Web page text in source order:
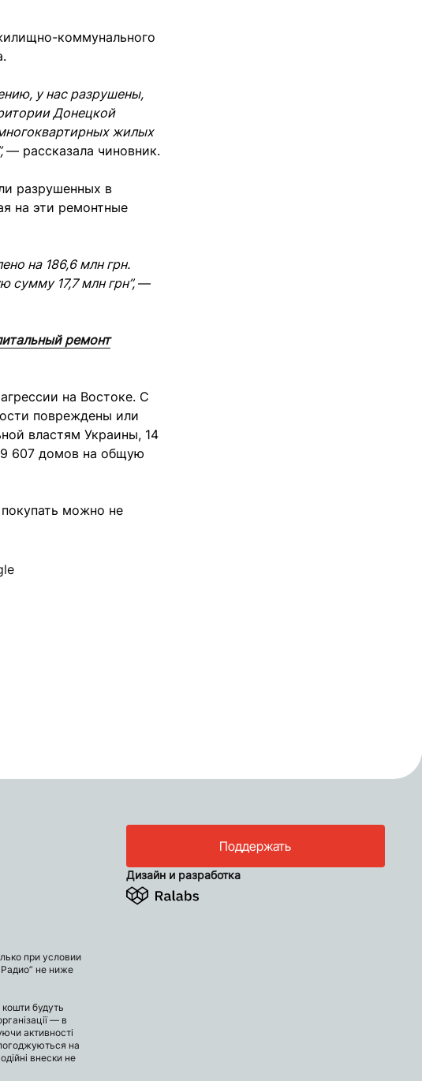
коммунального
у нас разрушены,
Донецкой
жилых
— рассказала чиновник.
разрушенных в
на эти ремонтные
на 186,6 млн грн.
17,7 млн грн”,—
ремонт
на Востоке. С
повреждены или
властям Украины, 14
607 домов на общую
покупать можно не
Поддержать
Дизайн и разработка
при условии
не ниже
будуть
— в
активності
на
внески не